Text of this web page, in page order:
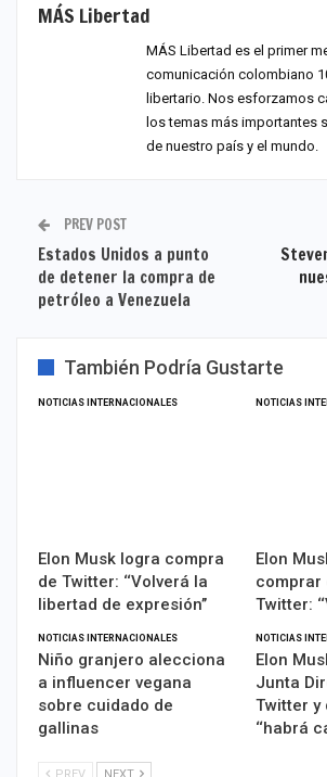
MÁS Libertad
MÁS Libertad es el primer
comunicación colombiano
libertario. Nos esforzamos
los temas más importantes
de nuestro país y el mundo.
PREV POST
Estados Unidos a punto
de detener la compra de
petróleo a Venezuela
También Podría Gustarte
NOTICIAS INTERNACIONALES
Elon Musk logra compra
de Twitter: ‘‘Volverá la
libertad de expresión’’
NOTICIAS
Elon
comprar
Twitter:
NOTICIAS INTERNACIONALES
Niño granjero alecciona
a influencer vegana
sobre cuidado de
gallinas
NOTICIAS
Elon
Junta
Twitter y
‘‘habrá